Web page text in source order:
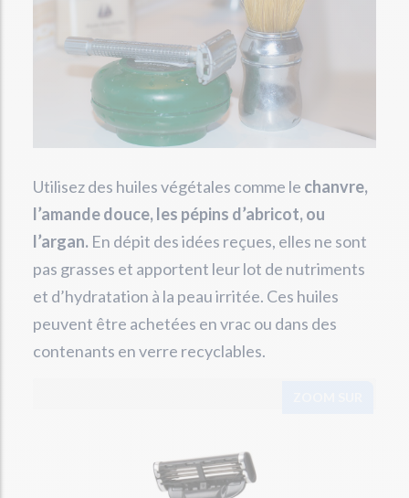
Utilisez des huiles végétales comme le chanvre,
l’amande douce, les pépins d’abricot, ou
l’argan. En dépit des idées reçues, elles ne sont
pas grasses et apportent leur lot de nutriments
et d’hydratation à la peau irritée. Ces huiles
peuvent être achetées en vrac ou dans des
contenants en verre recyclables.